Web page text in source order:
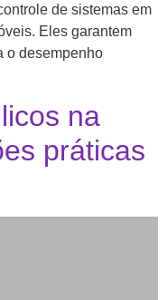
de sistemas em
Eles garantem
o desempenho
na
práticas